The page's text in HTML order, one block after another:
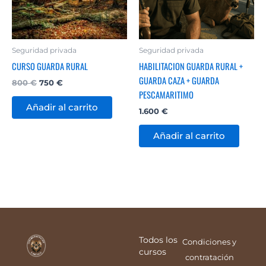
Seguridad privada
CURSO GUARDA RURAL
800€ 750 €
Añadir al carrito
Seguridad privada
HABILITACION GUARDA RURAL +
GUARDA CAZA + GUARDA
PESCAMARITIMO
1.600 €
Añadir al carrito
Todos los
cursos
Condiciones y
contratación